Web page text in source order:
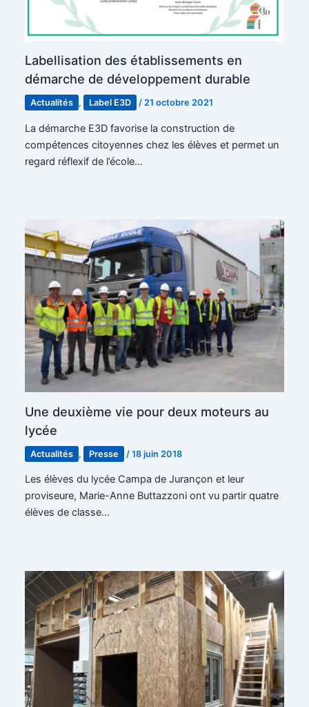
Labellisation des établissements en
démarche de développement durable
Actualités , Label E3D /21 octobre 2021
La démarche E3D favorise la construction de
compétences citoyennes chez les élèves et permet un
regard réflexif de l’école…
Une deuxième vie pour deux moteurs au
lycée
Actualités , Presse /18 juin 2018
Les élèves du lycée Campa de Jurançon et leur
proviseure, Marie-Anne Buttazzoni ont vu partir quatre
élèves de classe…